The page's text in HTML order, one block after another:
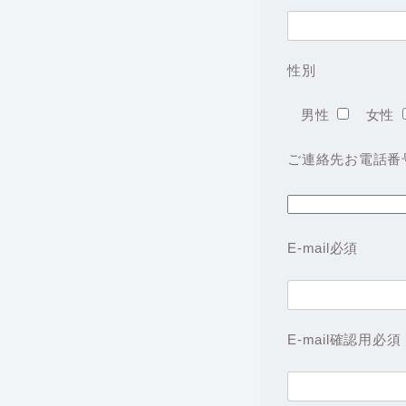
性別
男性 女性
ご連絡先お電話番
E-mail必須
E-mail確認用 必須